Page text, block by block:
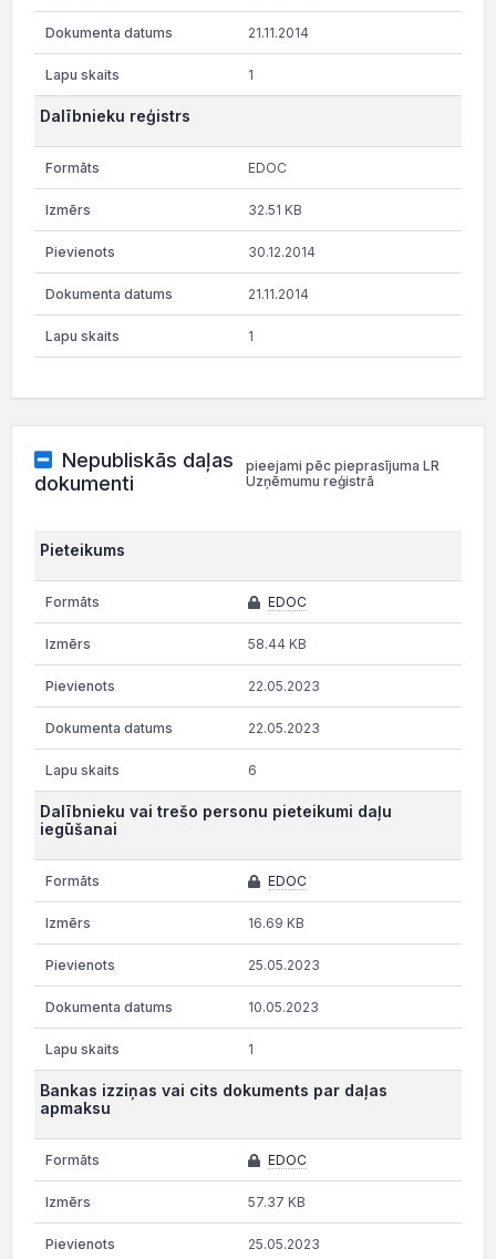
21.11.2014
1
Dalībnieku reģistrs
EDOC
32.51 KB
30.12.2014
21.11.2014
1
Nepubliskās daļas
dokumenti
pieejami pēc pieprasījuma LR
Uzņēmumu reģistrā
Pieteikums
EDOC
58.44 KB
22.05.2023
22.05.2023
6
Dalībnieku vai trešo personu pieteikumi daļu
iegūšanai
EDOC
16.69 KB
25.05.2023
10.05.2023
1
Bankas izziņas vai cits dokuments par daļas
apmaksu
EDOC
57.37 KB
25.05.2023